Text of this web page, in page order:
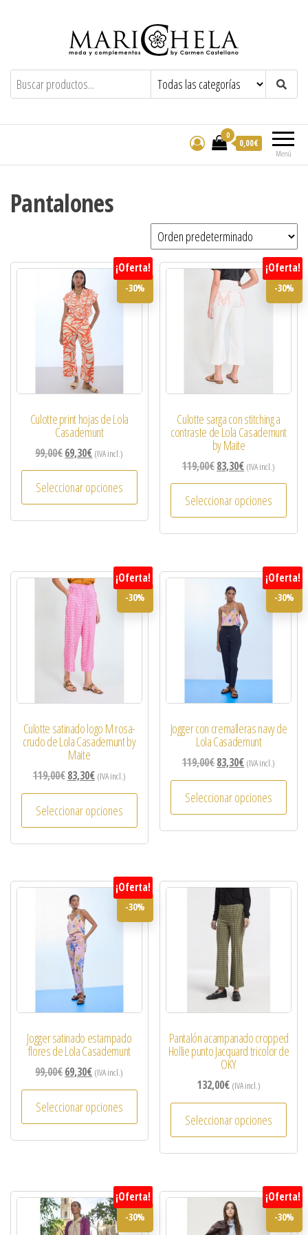
Marichela By Carmen Castellano
Menú
0
0,00€
Pantalones
¡Oferta!
Culotte print hojas de Lola
Casademunt
99,00€69,30€ (IVA incl.)
Seleccionar opciones
-30%
¡Oferta!
Culotte sarga con stitching a
contraste de Lola Casademunt
by Maite
119,00€83,30€ (IVA incl.)
Seleccionar opciones
-30%
¡Oferta!
Culotte satinado logo M rosa-
crudo de Lola Casademunt by
Maite
119,00€83,30€ (IVA incl.)
Seleccionar opciones
-30%
¡Oferta!
Jogger con cremalleras navy de
Lola Casademunt
119,00€83,30€ (IVA incl.)
Seleccionar opciones
-30%
¡Oferta!
Jogger satinado estampado
flores de Lola Casademunt
99,00€69,30€ (IVA incl.)
Seleccionar opciones
-30%
Pantalón acampanado cropped
Hollie punto Jacquard tricolor de
OKY
132,00€ (IVA incl.)
Seleccionar opciones
¡Oferta!
-30%
¡Oferta!
-30%